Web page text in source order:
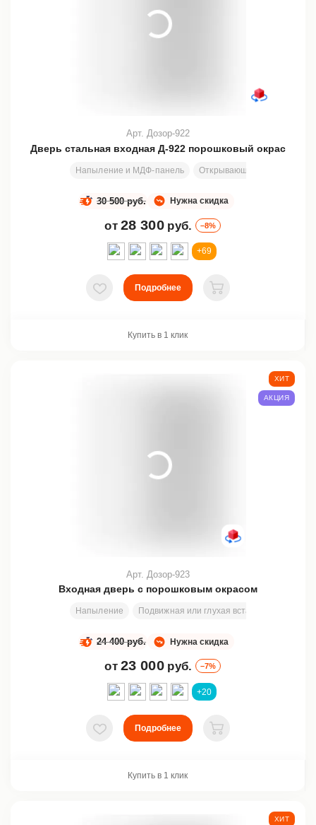
Дверь стальная входная Д-922 порошковый окрас
Напыление и МДФ-панель Открывающаяся или
Арт. Дозор-922
Нужна скидка
30 500 руб.
от 28 300 руб. –8%
+69
В избранное
Подробнее
В корзину
Купить в 1 клик
Входная дверь с порошковым окрасом
Напыление Подвижная или глухая вставка
Арт. Дозор-923
Нужна скидка
24 400 руб.
от 23 000 руб. –7%
ХИТ
АКЦИЯ
+20
В избранное
Подробнее
В корзину
Купить в 1 клик
ХИТ